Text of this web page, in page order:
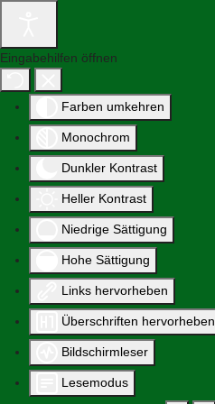
Eingabehilfen öffnen
Farben umkehren
Monochrom
Dunkler Kontrast
Heller Kontrast
Niedrige Sättigung
Hohe Sättigung
Links hervorheben
Überschriften hervorheben
Bildschirmleser
Lesemodus